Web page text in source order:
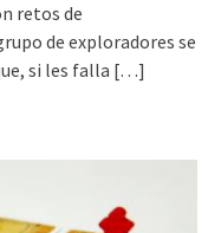
retos de
de exploradores se
si les falla […]